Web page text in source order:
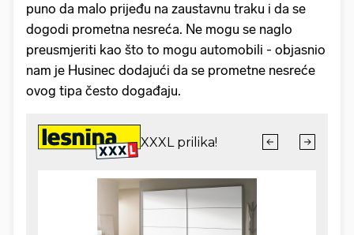
puno da malo prijeđu na zaustavnu traku i da se
dogodi prometna nesreća. Ne mogu se naglo
preusmjeriti kao što to mogu automobili - objasnio
nam je Husinec dodajući da se prometne nesreće
ovog tipa često događaju.